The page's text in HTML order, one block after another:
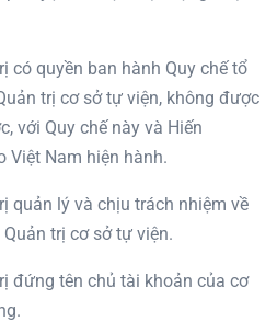
có quyền ban hành Quy chế tổ
trị cơ sở tự viện, không được
với Quy chế này và Hiến
Việt Nam hiện hành.
quản lý và chịu trách nhiệm về
trị cơ sở tự viện.
đứng tên chủ tài khoản của cơ